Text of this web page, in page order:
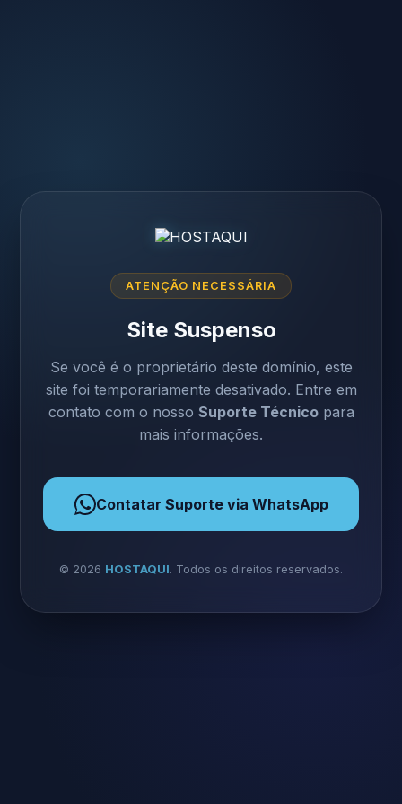
ATENÇÃO NECESSÁRIA
Site Suspenso
Se você é o proprietário deste domínio, este
site foi temporariamente desativado. Entre em
contato com o nosso Suporte Técnicopara
mais informações.
Contatar Suporte via WhatsApp
© 2026 HOSTAQUI. Todos os direitos reservados.